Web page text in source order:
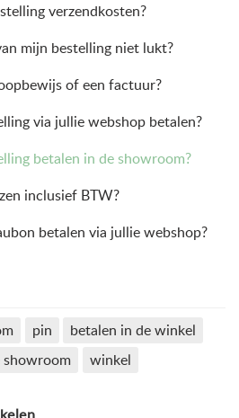
verzendkosten?
mijn bestelling niet lukt?
of een factuur?
via jullie webshop betalen?
betalen in de showroom?
inclusief BTW?
betalen via jullie webshop?
pin
betalen in de winkel
showroom winkel